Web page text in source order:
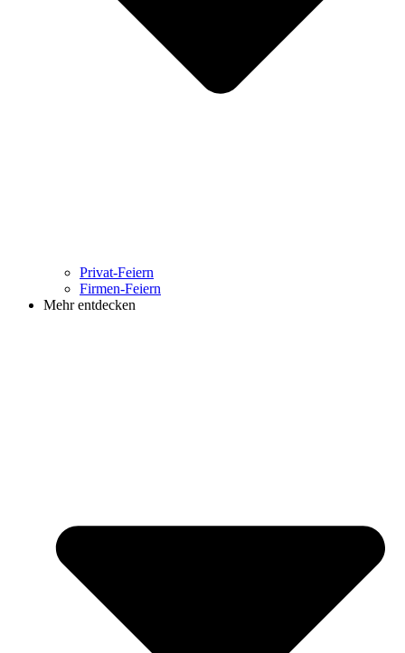
Privat-Feiern
Firmen-Feiern
Mehr entdecken